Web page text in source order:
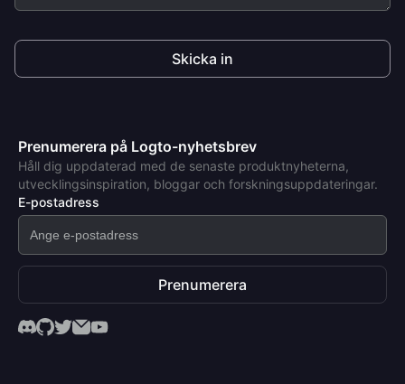
Skicka in
Prenumerera på Logto-nyhetsbrev
Håll dig uppdaterad med de senaste produktnyheterna,
utvecklingsinspiration, bloggar och forskningsuppdateringar.
E-postadress
Prenumerera